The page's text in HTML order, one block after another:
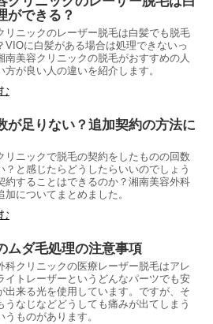
ができる？
リニックのレーザー脱毛は白髪でも脱毛
VIOに白髪がある場合は処理できないっ
南美容クリニックの脱毛がおすすめの人
方が良い人の違いを紹介します。
が足りない？追加契約の方法に
リニックで脱毛の契約をしたものの回数
？と感じたらどうしたらいいのでしょう
約することはできるのか？湘南美容外科
加についてまとめました。
ムダ毛処理の注意事項
科クリニックの医療レーザー脱毛はアレ
イトレーザーというどんなパーツでも安
出来る光を使用しています。ですが、そ
うなじなどどうしても痛みが出てしまう
うものがあります。